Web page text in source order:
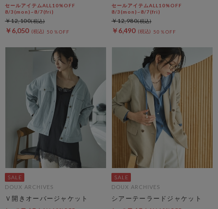
セールアイテムALL10%OFF
8/3(mon)~8/7(fri)
￥6,050 50％OFF
￥12,100
セールアイテムALL10%OFF
8/3(mon)~8/7(fri)
￥6,490 50％OFF
￥12,980
DOUX ARCHIVES
Ｖ開きオーバージャケット
DOUX ARCHIVES
シアーテーラードジャケット